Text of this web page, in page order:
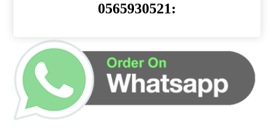
:0565930521